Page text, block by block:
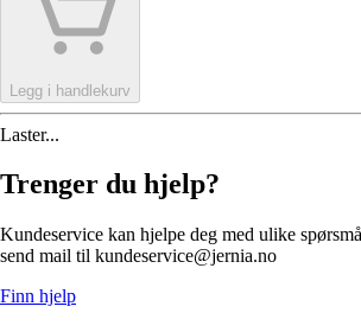
Legg i handlekurv
Laster...
Trenger du hjelp?
Kundeservice kan hjelpe deg med ulike
send mail til kundeservice@jernia.no
Finn hjelp